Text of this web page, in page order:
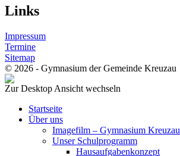
Links
Impressum
Termine
Sitemap
© 2026 - Gymnasium der Gemeinde Kreuzau
Zur Desktop Ansicht wechseln
Startseite
Über uns
Imagefilm – Gymnasium Kreuzau
Unser Schulprogramm
Hausaufgabenkonzept